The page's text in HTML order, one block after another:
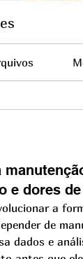
e dores
a
de
dados e